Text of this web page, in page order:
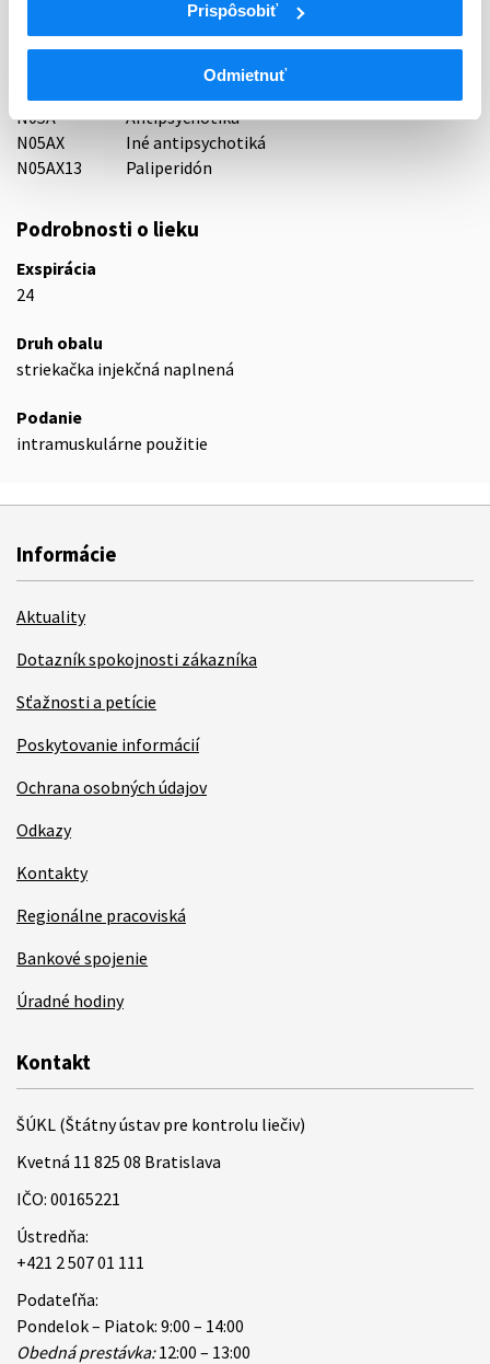
Prispôsobiť
Odmietnuť
ATC
Centrálna nervová sústava
N05A
Antipsychotiká
N05AX
Iné antipsychotiká
N05AX13
Paliperidón
Podrobnosti o lieku
Exspirácia
24
Druh obalu
striekačka injekčná naplnená
Podanie
intramuskulárne použitie
Informácie
Aktuality
Dotazník spokojnosti zákazníka
Sťažnosti a petície
Poskytovanie informácií
Ochrana osobných údajov
Odkazy
Kontakty
Regionálne pracoviská
Bankové spojenie
Úradné hodiny
Kontakt
ŠÚKL (Štátny ústav pre kontrolu liečiv)
Kvetná 11 825 08 Bratislava
IČO: 00165221
Ústredňa:
+421 2 507 01 111
Podateľňa:
Pondelok – Piatok: 9:00 – 14:00
Obedná prestávka:12:00 – 13:00